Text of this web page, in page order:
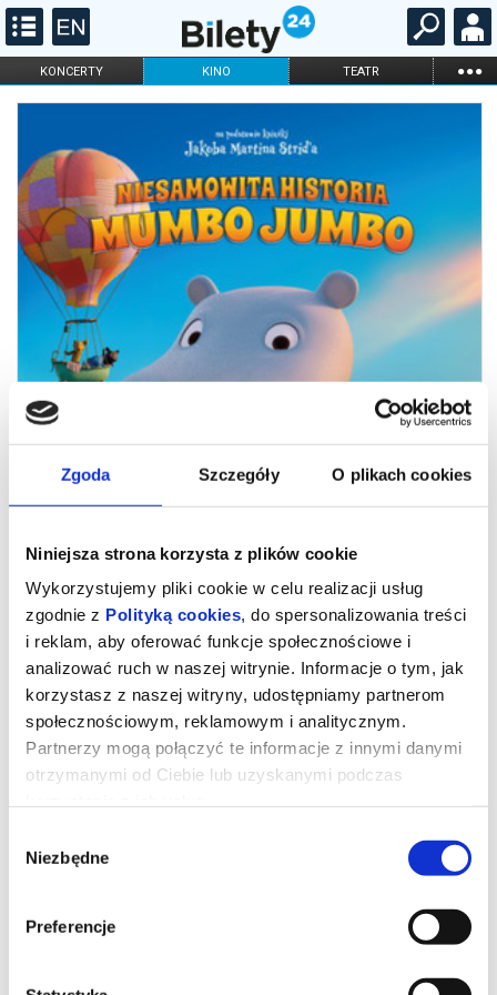
Zgoda Szczegóły O plikach cookies
Niniejsza strona korzysta z plików cookie
Wykorzystujemy pliki cookie w celu realizacji usług
zgodnie z Polityką cookies, do spersonalizowania treści
i reklam, aby oferować funkcje społecznościowe i
analizować ruch w naszej witrynie. Informacje o tym, jak
korzystasz z naszej witryny, udostępniamy partnerom
społecznościowym, reklamowym i analitycznym.
Partnerzy mogą połączyć te informacje z innymi danymi
otrzymanymi od Ciebie lub uzyskanymi podczas
zgody
Niezbędne
Preferencje
KONCERTY KINO TEATR ...
FILHARMONIA OPERA I BALET
ONLINE
Jumbo
Animowany
Od 4 lat